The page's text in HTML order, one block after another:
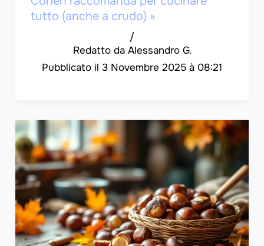
tutto (anche a crudo) »
Alessandro G.
/
3 Novembre 2025 à 08:21